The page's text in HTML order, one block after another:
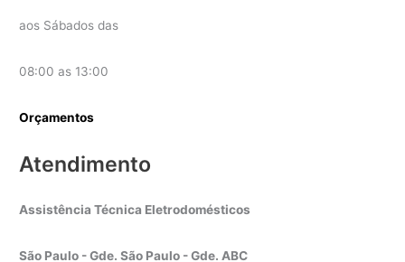
aos Sábados das
08:00 as 13:00
Orçamentos
Atendimento
Assistência Técnica Eletrodomésticos
São Paulo - Gde. São Paulo - Gde. ABC